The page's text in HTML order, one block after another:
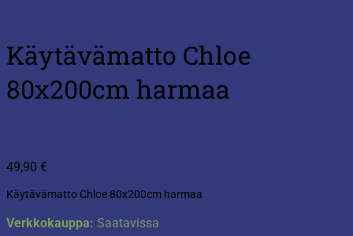
Käytävämatto Chloe
80x200cm harmaa
49,90 €
Käytävämatto Chloe 80x200cm harmaa
Verkkokauppa: Saatavissa